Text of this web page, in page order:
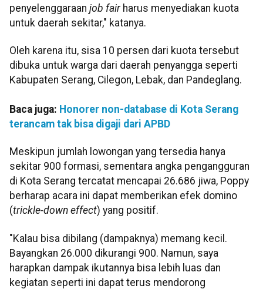
penyelenggaraan job fair harus menyediakan kuota
untuk daerah sekitar," katanya.
Oleh karena itu, sisa 10 persen dari kuota tersebut
dibuka untuk warga dari daerah penyangga seperti
Kabupaten Serang, Cilegon, Lebak, dan Pandeglang.
Baca juga: Honorer non-database di Kota Serang
terancam tak bisa digaji dari APBD
Meskipun jumlah lowongan yang tersedia hanya
sekitar 900 formasi, sementara angka pengangguran
di Kota Serang tercatat mencapai 26.686 jiwa, Poppy
berharap acara ini dapat memberikan efek domino
(trickle-down effect) yang positif.
"Kalau bisa dibilang (dampaknya) memang kecil.
Bayangkan 26.000 dikurangi 900. Namun, saya
harapkan dampak ikutannya bisa lebih luas dan
kegiatan seperti ini dapat terus mendorong